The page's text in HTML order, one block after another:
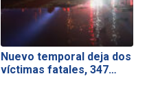
Nuevo temporal deja dos
víctimas fatales, 347…